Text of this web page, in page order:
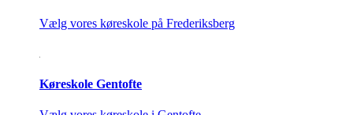
Vælg vores køreskole på Frederiksberg
Køreskole Gentofte